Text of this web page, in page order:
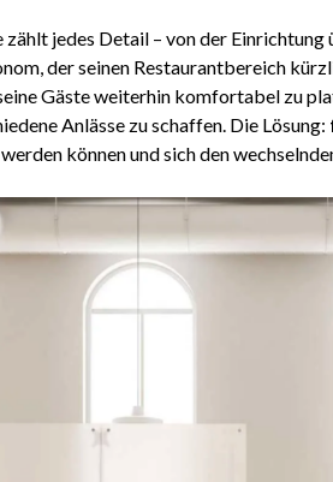
jedes Detail – von der
der seinen Restaurantbereich
Gäste weiterhin komfortabel zu
Anlässe zu schaffen. Die Lösung:
können und sich den